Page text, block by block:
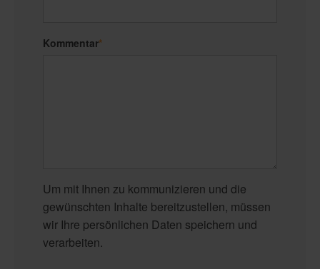
Kommentar*
Um mit Ihnen zu kommunizieren und die
gewünschten Inhalte bereitzustellen, müssen
wir Ihre persönlichen Daten speichern und
verarbeiten.